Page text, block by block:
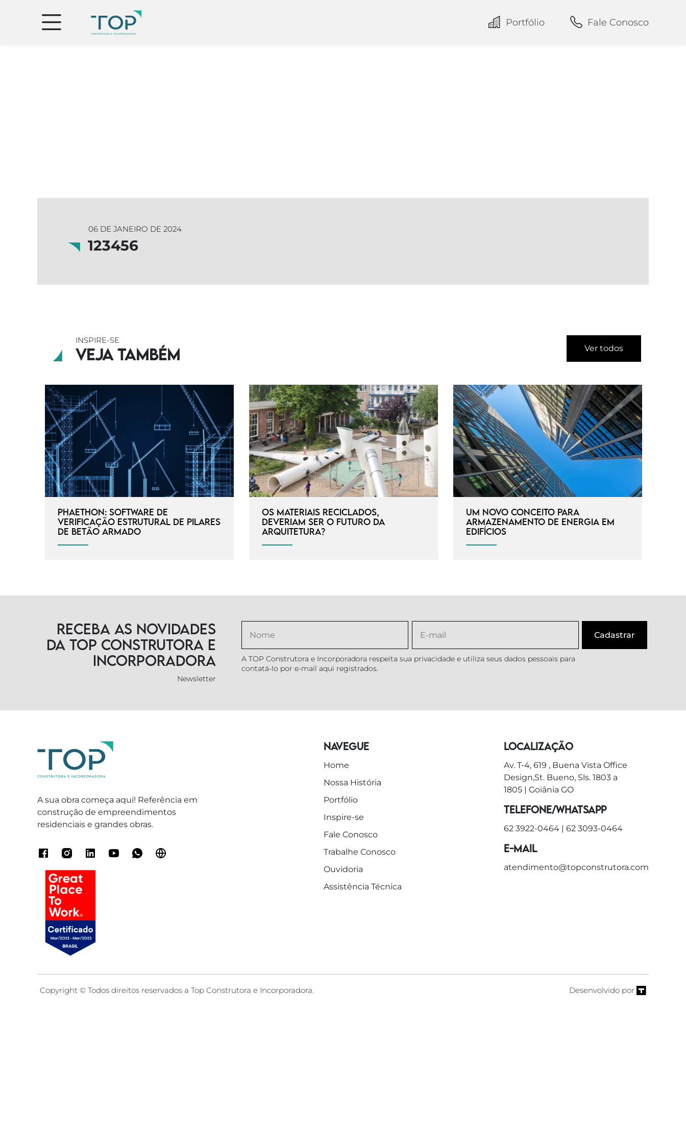
Portfólio Fale Conosco
06 DE JANEIRO DE 2024
123456
INSPIRE-SE
Veja também Ver todos
Phaethon: Software de
verificação estrutural de pilares
de betão armado
Os materiais reciclados,
deveriam ser o futuro da
arquitetura?
Um novo conceito para
armazenamento de energia em
edifícios
Receba as novidades
da TOP Construtora e
Incorporadora
Newsletter
A TOP Construtora e Incorporadora respeita sua privacidade e utiliza seus dados pessoais para
contatá-lo por e-mail aqui registrados.
A sua obra começa aqui! Referência em
construção de empreendimentos
residenciais e grandes obras.
Navegue
Home
Nossa História
Portfólio
Inspire-se
Fale Conosco
Trabalhe Conosco
Ouvidoria
Assistência Técnica
Localização
Av. T-4, 619 , Buena Vista Office
Design,St. Bueno, Sls. 1803 a
1805 | Goiânia GO
Telefone/WhatsApp
62 3922-0464 | 62 3093-0464
E-mail
atendimento@topconstrutora.com
Copyright © Todos direitos reservados a Top Construtora e Incorporadora. Desenvolvido por